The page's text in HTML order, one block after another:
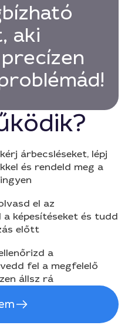
aki
árbecsléseket, lépj
és rendeld meg a
el az
a képesítéseket és tudd
előtt
a
fel a megfelelő
állsz rá